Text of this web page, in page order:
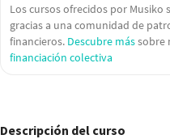
Los cursos ofrecidos por
gracias a una comunidad de
financieros. Descubre mássobre
financiación colectiva
Descripción del curso